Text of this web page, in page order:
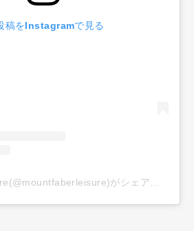
稿をInstagramで見る